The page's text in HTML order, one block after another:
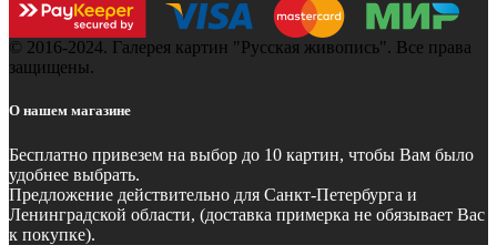
© 2016-2024. Галерея картин "Русская живопись". Все права
защищены.
О нашем магазине
Бесплатно привезем на выбор до 10 картин, чтобы Вам было
удобнее выбрать.
Предложение действительно для Санкт-Петербурга и
Ленинградской области, (доставка примерка не обязывает Вас
к покупке).